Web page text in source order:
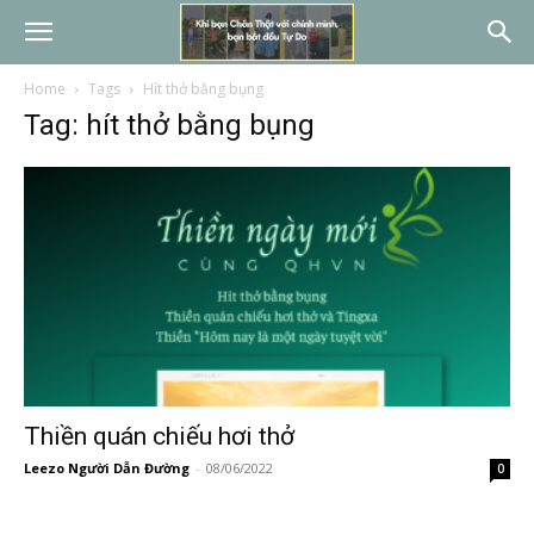
Home Tags Hít thở bằng bụng
Tag: hít thở bằng bụng
Thiền quán chiếu hơi thở
Leezo Người Dẫn Đường - 08/06/2022 0